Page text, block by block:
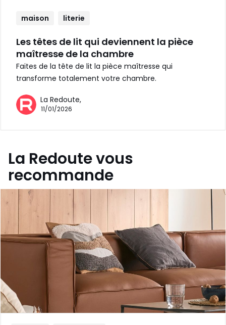
maison literie
Les têtes de lit qui deviennent la pièce
maîtresse de la chambre
Faites de la tête de lit la pièce maîtresse qui
transforme totalement votre chambre.
La Redoute,
11/01/2026
La Redoute vous
recommande